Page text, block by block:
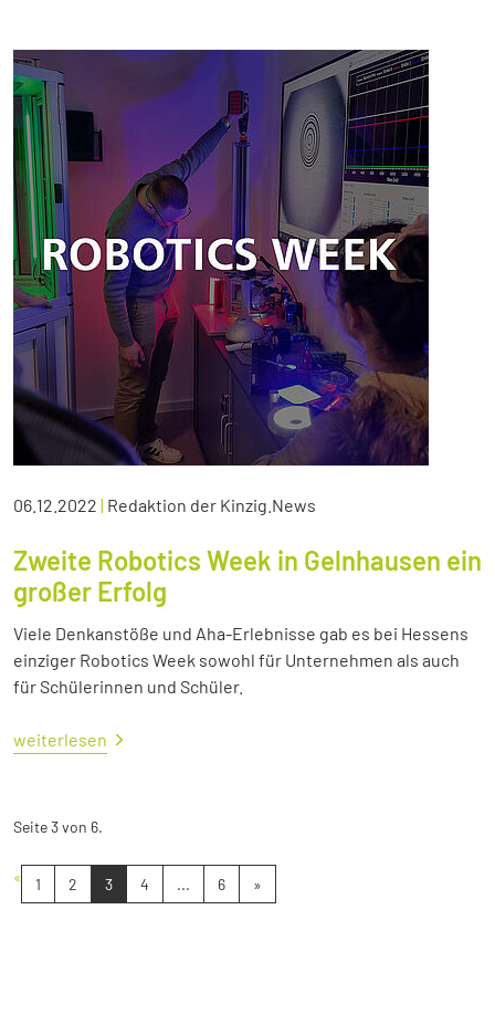
06.12.2022 | Redaktion der Kinzig.News
Zweite Robotics Week in Gelnhausen ein
großer Erfolg
Viele Denkanstöße und Aha-Erlebnisse gab es bei Hessens
einziger Robotics Week sowohl für Unternehmen als auch
für Schülerinnen und Schüler.
weiterlesen
Seite 3 von 6.
« 1 2 3 4 ... 6 »